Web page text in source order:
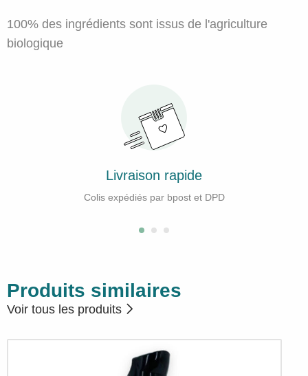
100% des ingrédients sont issus de l'agriculture
biologique
expédiés par bpost et DPD Votre meilleure
Produits similaires
Voir tous les produits